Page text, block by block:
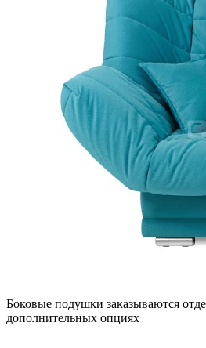
Боковые подушки заказываются
дополнительных опциях